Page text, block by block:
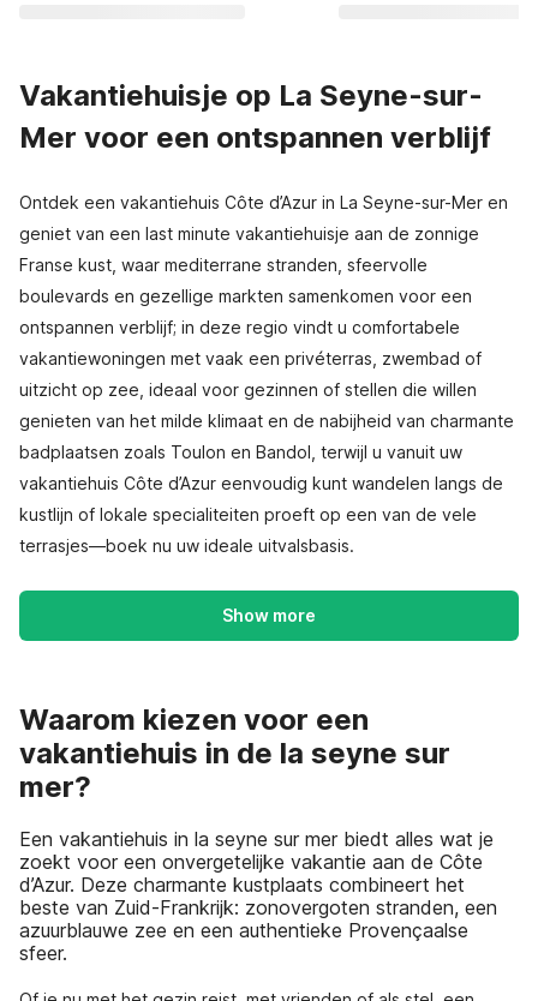
Vakantiehuisje op La Seyne-sur-
Mer voor een ontspannen verblijf
Ontdek een vakantiehuis Côte d’Azur in La Seyne-sur-Mer en
geniet van een last minute vakantiehuisje aan de zonnige
Franse kust, waar mediterrane stranden, sfeervolle
boulevards en gezellige markten samenkomen voor een
ontspannen verblijf; in deze regio vindt u comfortabele
vakantiewoningen met vaak een privéterras, zwembad of
uitzicht op zee, ideaal voor gezinnen of stellen die willen
genieten van het milde klimaat en de nabijheid van charmante
badplaatsen zoals Toulon en Bandol, terwijl u vanuit uw
vakantiehuis Côte d’Azur eenvoudig kunt wandelen langs de
kustlijn of lokale specialiteiten proeft op een van de vele
terrasjes—boek nu uw ideale uitvalsbasis.
Show more
Waarom kiezen voor een
vakantiehuis in de la seyne sur
mer?
Een vakantiehuis in la seyne sur mer biedt alles wat je
zoekt voor een onvergetelijke vakantie aan de Côte
d’Azur. Deze charmante kustplaats combineert het
beste van Zuid-Frankrijk: zonovergoten stranden, een
azuurblauwe zee en een authentieke Provençaalse
sfeer.